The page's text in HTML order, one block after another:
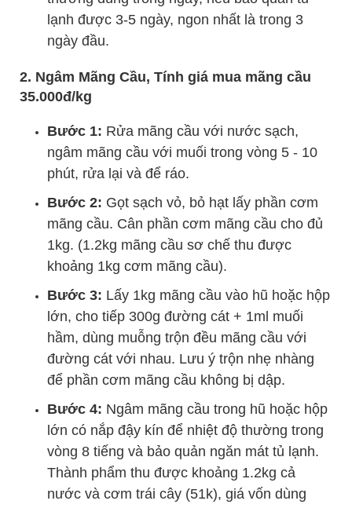
lạnh được 3-5 ngày, ngon nhất là trong 3
ngày đầu.
2. Ngâm Mãng Cầu, Tính giá mua mãng cầu
35.000đ/kg
Bước 1: Rửa mãng cầu với nước sạch,
ngâm mãng cầu với muối trong vòng 5 - 10
phút, rửa lại và để ráo.
Bước 2: Gọt sạch vỏ, bỏ hạt lấy phần cơm
mãng cầu. Cân phần cơm mãng cầu cho đủ
1kg. (1.2kg mãng cầu sơ chế thu được
khoảng 1kg cơm mãng cầu).
Bước 3: Lấy 1kg mãng cầu vào hũ hoặc hộp
lớn, cho tiếp 300g đường cát + 1ml muối
hầm, dùng muỗng trộn đều mãng cầu với
đường cát với nhau. Lưu ý trộn nhẹ nhàng
để phần cơm mãng cầu không bị dập.
Bước 4: Ngâm mãng cầu trong hũ hoặc hộp
lớn có nắp đậy kín để nhiệt độ thường trong
vòng 8 tiếng và bảo quản ngăn mát tủ lạnh.
Thành phẩm thu được khoảng 1.2kg cả
nước và cơm trái cây (51k), giá vốn dùng